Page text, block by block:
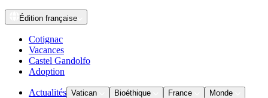
Édition française
Cotignac
Vacances
Castel Gandolfo
Adoption
Actualités Vatican Bioéthique France
Monde